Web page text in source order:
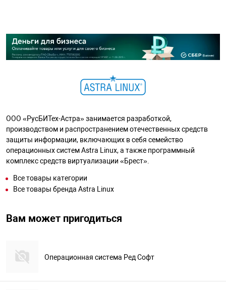
ООО «РусБИТех-Астра» занимается разработкой,
производством и распространением отечественных средств
защиты информации, включающих в себя семейство
операционных систем Astra Linux, а также программный
комплекс средств виртуализации «Брест».
Все товары категории
Все товары бренда Astra Linux
Вам может пригодиться
Операционная система Ред Софт